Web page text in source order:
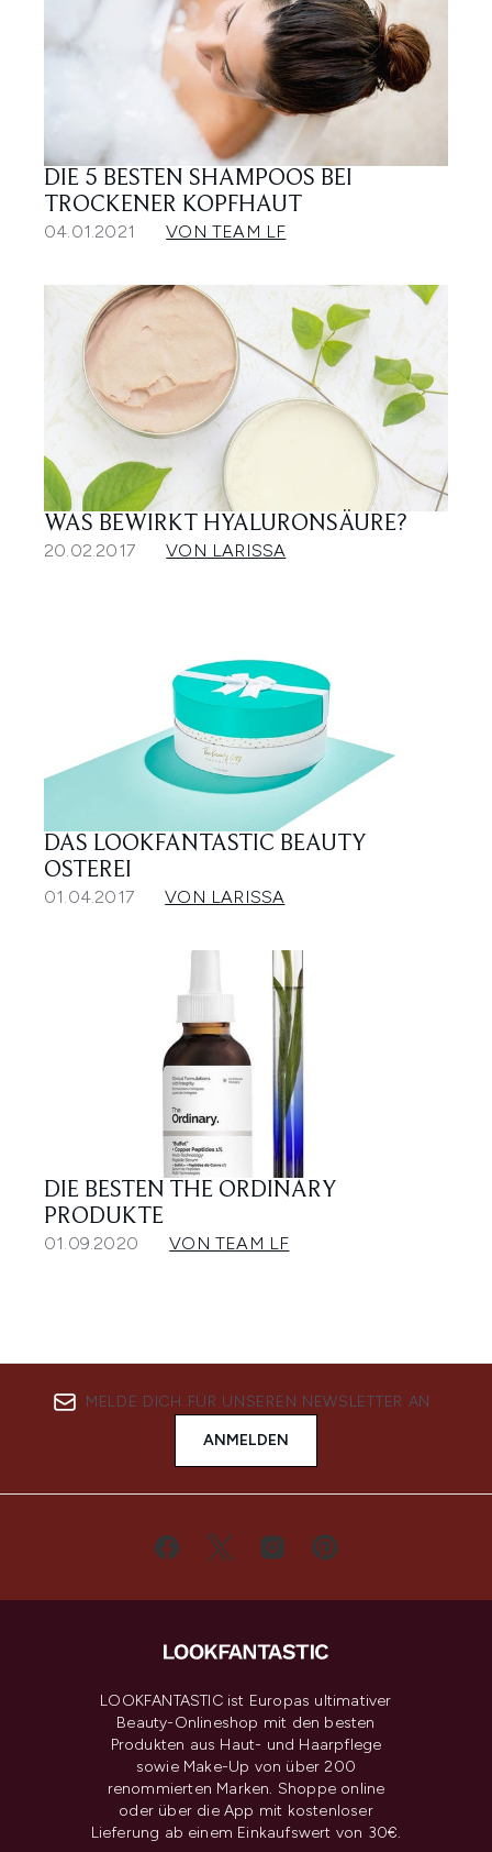
DIE 5 BESTEN SHAMPOOS BEI
TROCKENER KOPFHAUT
04.01.2021 VON TEAM LF
WAS BEWIRKT HYALURONSÄURE?
20.02.2017 VON LARISSA
DAS LOOKFANTASTIC BEAUTY
OSTEREI
01.04.2017 VON LARISSA
DIE BESTEN THE ORDINARY
PRODUKTE
01.09.2020 VON TEAM LF
MELDE DICH FÜR UNSEREN NEWSLETTER AN
ANMELDEN
LOOKFANTASTIC ist Europas ultimativer
Beauty-Onlineshop mit den besten
Produkten aus Haut- und Haarpflege
sowie Make-Up von über 200
renommierten Marken. Shoppe online
oder über die App mit kostenloser
Lieferung ab einem Einkaufswert von 30€.